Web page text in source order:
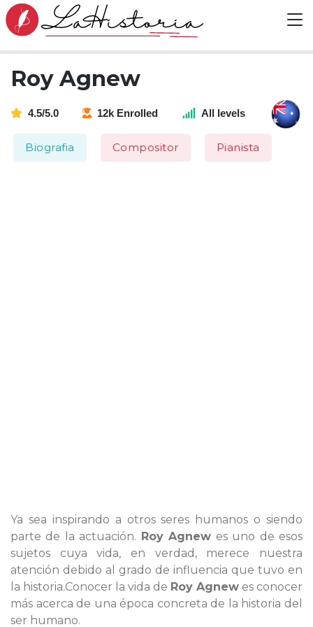
Roy Agnew
4.5/5.0 12k Enrolled All levels
Biografia Compositor Pianista
Ya sea inspirando a otros seres humanos o siendo
parte de la actuación. Roy Agnew es uno de esos
sujetos cuya vida, en verdad, merece nuestra
atención debido al grado de influencia que tuvo en
la historia.Conocer la vida de Roy Agnew es conocer
más acerca de una época concreta de la historia del
ser humano.